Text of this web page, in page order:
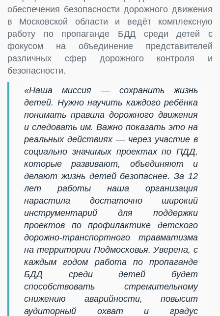
обеспечения безопасности дорожного движения
в Московской области и ведёт комплексную
работу по пропаганде БДД среди детей с
фокусом на объединение представителей
различных сфер дорожного контроля и
безопасности.
«Наша миссия — сохранить жизнь
детей. Нужно научить каждого ребёнка
понимать правила дорожного движения
и следовать им. Важно показать это на
реальных действиях — через участие в
социально значимых проектах по ПДД,
которые развивают, объединяют и
делают жизнь детей безопаснее. За 12
лет работы наша организация
нарастила достаточно широкий
инструментарий для поддержки
проектов по профилактике детского
дорожно-транспортного травматизма
на территории Подмосковья. Уверена, с
каждым годом работа по пропаганде
БДД среди детей будет
способствовать стремительному
снижению аварийности, повысит
аудиторный охват и градус